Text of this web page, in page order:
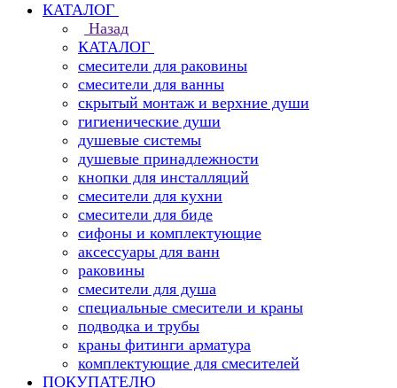
КАТАЛОГ
Назад
КАТАЛОГ
смесители для раковины
смесители для ванны
скрытый монтаж и верхние души
гигиенические души
душевые системы
душевые принадлежности
кнопки для инсталляций
смесители для кухни
смесители для биде
сифоны и комплектующие
аксессуары для ванн
раковины
смесители для душа
специальные смесители и краны
подводка и трубы
краны фитинги арматура
комплектующие для смесителей
ПОКУПАТЕЛЮ